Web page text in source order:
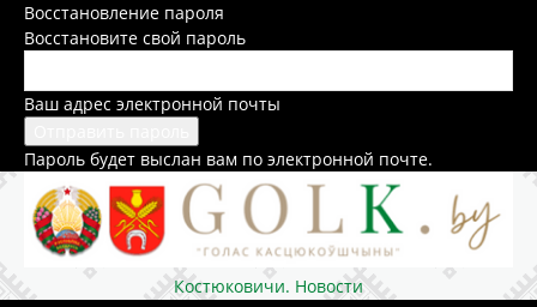
Восстановление пароля
Восстановите свой пароль
Ваш адрес электронной почты
Пароль будет выслан вам по электронной почте.
Костюковичи. Новости